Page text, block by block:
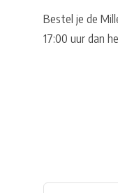
Bestel je de
17:00 uur dan